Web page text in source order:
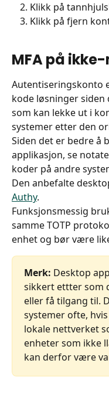
Klikk på
Klikk på fjern
MFA på
Autentiseringskonto
kode løsninger
som kan lekke ut i
systemer etter den
Siden det er bedre å
applikasjon, se
koder på andre
Den anbefalte
Authy.
Funksjonsmessig
samme TOTP
enhet og bør være
Merk: Desktop
sikkert ettter som
eller få tilgang til.
systemer ofte,
lokale nettverket
enheter som ikke
kan derfor være